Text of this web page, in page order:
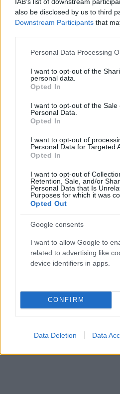
also be disclosed by us to third
Downstream Participants that
Please note that this website/
not limited to your visit or usage
grant or deny consent to Google
use your data for below
consent section.
Personal Data Processing
I want to opt-out of the
personal data.
Opted In
I want to opt-out of the Sale
Personal Data.
Opted In
I want to opt-out of
Personal Data for Targeted
Opted In
I want to opt-out of
Retention, Sale, and/or
Personal Data that Is
Purposes for which it was
Opted Out
Google consents
I want to allow Google to
related to advertising like
device identifiers in apps.
CONFIRM
Data Deletion Data
Η ομάδα αυτή δεν έγινε
γιατί αγαπάω την πόλη και
ήθελα να ενώσω την πόλη
χωρίσουμε τίποτα, αλλά
επιτυχίες ενωμένοι. Αυτό
Ευρώπη και ό,τι πιο
ομάδα αυτή δημιουργεί
επισκέπτες, τα
μαγαζιά και τα
απέχουν.